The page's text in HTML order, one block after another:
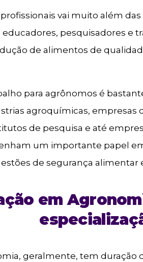
vai muito além das
pesquisadores e
de alimentos de
para agrônomos é
agroquímicas, empresas
de pesquisa e até
um importante papel
de segurança alimentar
em
geralmente, tem duração